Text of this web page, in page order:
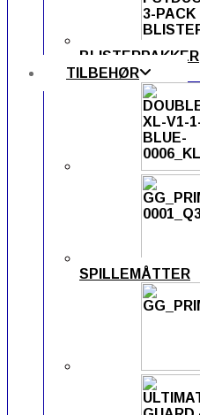
BLISTERPAKKER
TILBEHØR
SPILLEMÅTTER